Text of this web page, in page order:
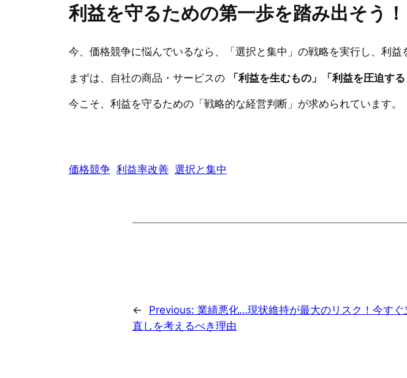
利益を守るための第一歩を踏み出そう！
今、価格競争に悩んでいるなら、「選択と集中」の戦略を実行し、利益
まずは、自社の商品・サービスの 「利益を生むもの」「利益を圧迫する
今こそ、利益を守るための「戦略的な経営判断」が求められています。
価格競争 利益率改善 選択と集中
← Previous: 業績悪化…現状維持が最大のリスク！今すぐ
直しを考えるべき理由